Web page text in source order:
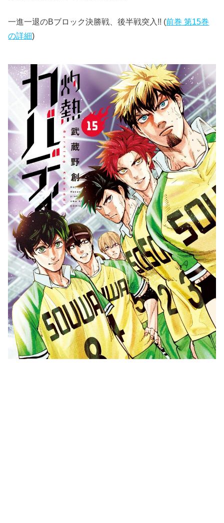
一進一退のBブロック決勝戦、後半戦突入!! (前巻 第15巻
の詳細)